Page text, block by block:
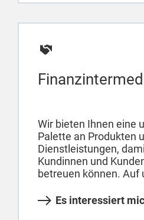
Wir bieten Ihnen eine
Palette an Produkten
Dienstleistungen,
Kundinnen und
betreuen können. Auf
Es interessiert